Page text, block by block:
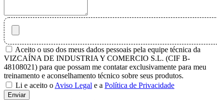
Aceito o uso dos meus dados pessoais pela equipe técnica da
VIZCAÍNA DE INDUSTRIA Y COMERCIO S.L. (CIF B-
48108021) para que possam me contatar exclusivamente para meu
treinamento e aconselhamento técnico sobre seus produtos.
Li e aceito o Aviso Legal e a Política de Privacidade
Enviar